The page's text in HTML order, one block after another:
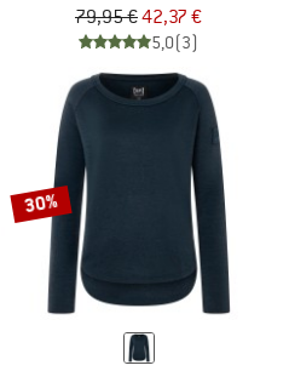
79,95 €42,37 €
5,0(3)
30%